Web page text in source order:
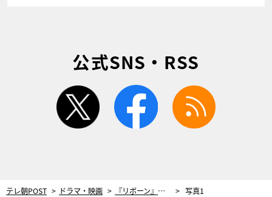
公式SNS・RSS
twitter facebook
テレ朝POST ドラマ・映画 『リボーン』最終回直前で意味深な一言！冷酷社長・光誠（高橋一生）の英治（小日向文世）への返しに「やっぱ中身って」 写真1